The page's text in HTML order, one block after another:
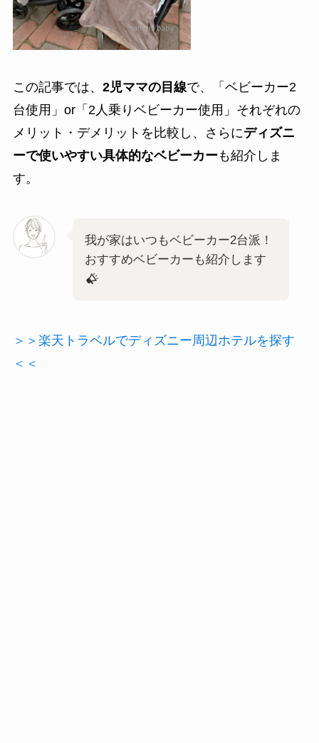
この記事では、 2児ママの目線で、「ベビーカー2
台使用」or「2人乗りベビーカー使用」それぞれの
メリット・デメリットを比較し、さらにディズニ
ーで使いやすい具体的なベビーカーも紹介しま
す。
我が家はいつもベビーカー2台派！
おすすめベビーカーも紹介します
＞＞楽天トラベルでディズニー周辺ホテルを探す
＜＜